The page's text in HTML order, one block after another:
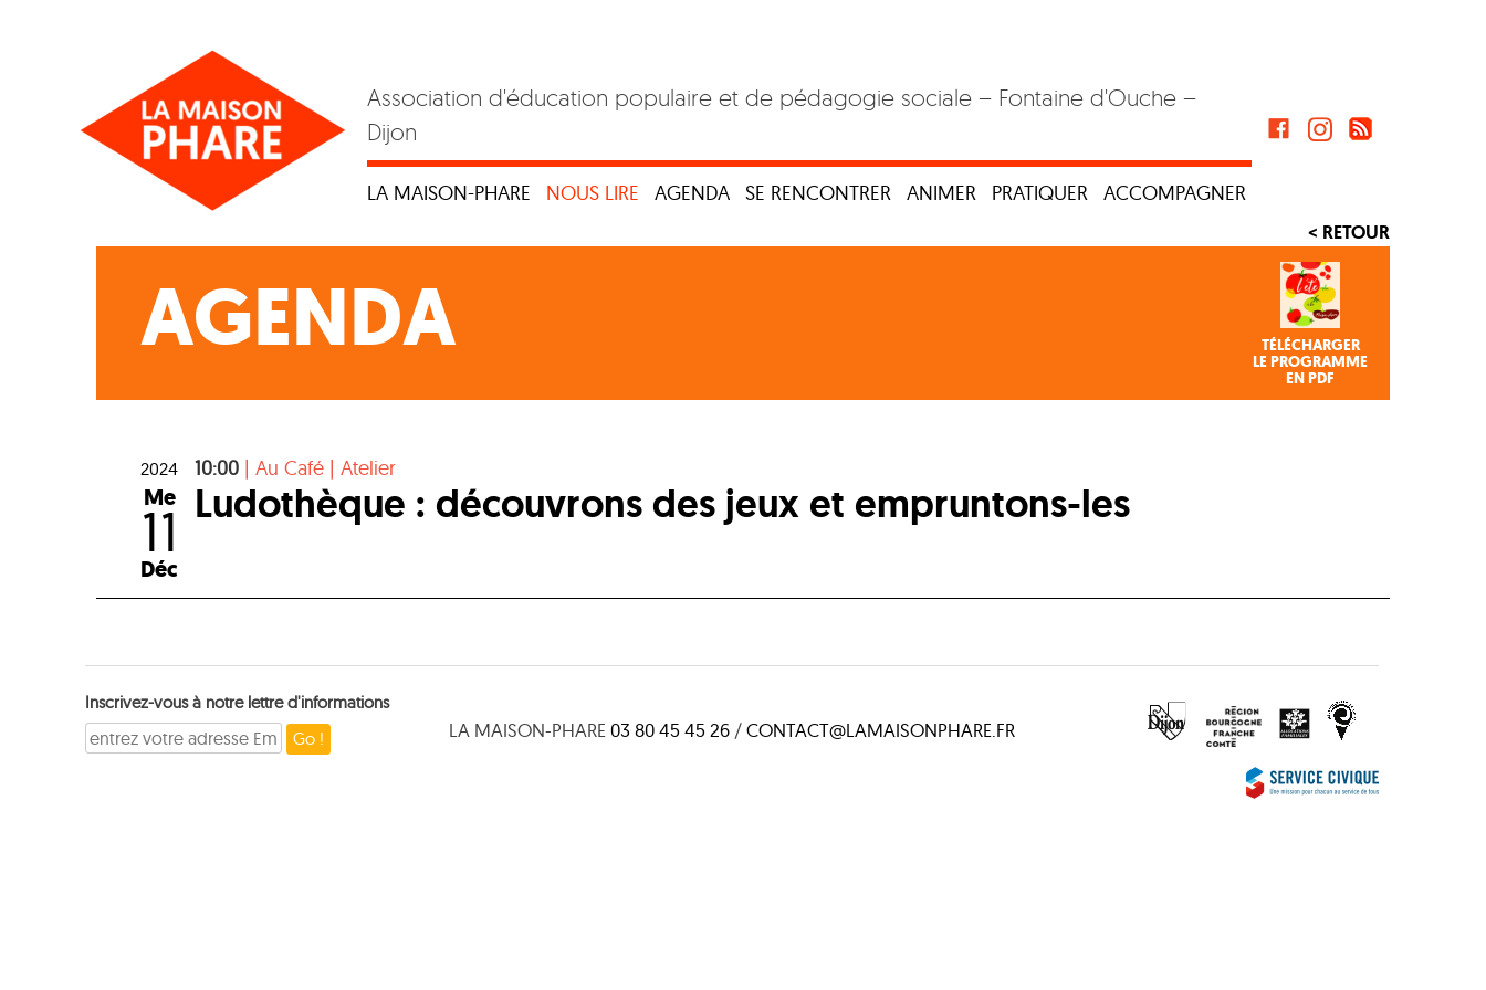
Association d'éducation populaire et de pédagogie sociale – Fontaine d'Ouche –
Dijon
LA MAISON-PHARE NOUS LIRE AGENDA SE RENCONTRER ANIMER PRATIQUER ACCOMPAGNER
< RETOUR
TÉLÉCHARGER
LE PROGRAMME
EN PDF
AGENDA
2024
Me
11
Déc
10:00 | Au Café | Atelier
Ludothèque : découvrons des jeux et empruntons-les
Inscrivez-vous à notre lettre d'informations
LA MAISON-PHARE03 80 45 45 26 /CONTACT@LAMAISONPHARE.FR